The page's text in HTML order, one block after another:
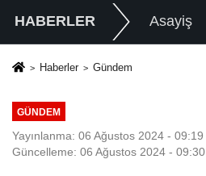
HABERLER Asayiş
Haberler Gündem
GÜNDEM
Yayınlanma: 06 Ağustos 2024 - 09:19
Güncelleme: 06 Ağustos 2024 - 09:30